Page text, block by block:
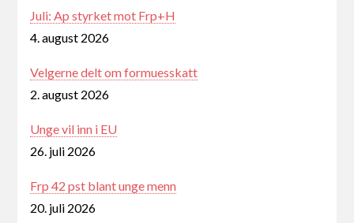
Juli: Ap styrket mot Frp+H
4. august 2026
Velgerne delt om formuesskatt
2. august 2026
Unge vil inn i EU
26. juli 2026
Frp 42 pst blant unge menn
20. juli 2026